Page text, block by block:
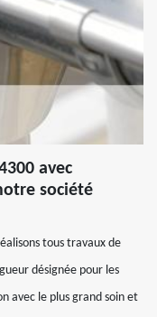
avec
société
tous travaux de
désignée pour les
avec le plus grand soin et